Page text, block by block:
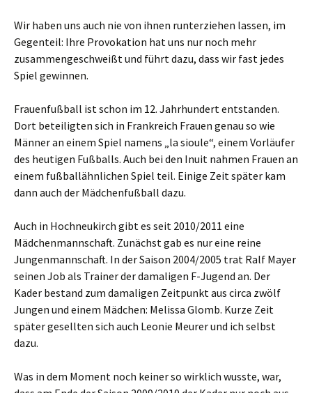
Wir haben uns auch nie von ihnen runterziehen lassen, im
Gegenteil: Ihre Provokation hat uns nur noch mehr
zusammengeschweißt und führt dazu, dass wir fast jedes
Spiel gewinnen.
Frauenfußball ist schon im 12. Jahrhundert entstanden.
Dort beteiligten sich in Frankreich Frauen genau so wie
Männer an einem Spiel namens „la sioule“, einem Vorläufer
des heutigen Fußballs. Auch bei den Inuit nahmen Frauen an
einem fußballähnlichen Spiel teil. Einige Zeit später kam
dann auch der Mädchenfußball dazu.
Auch in Hochneukirch gibt es seit 2010/2011 eine
Mädchenmannschaft. Zunächst gab es nur eine reine
Jungenmannschaft. In der Saison 2004/2005 trat Ralf Mayer
seinen Job als Trainer der damaligen F-Jugend an. Der
Kader bestand zum damaligen Zeitpunkt aus circa zwölf
Jungen und einem Mädchen: Melissa Glomb. Kurze Zeit
später gesellten sich auch Leonie Meurer und ich selbst
dazu.
Was in dem Moment noch keiner so wirklich wusste, war,